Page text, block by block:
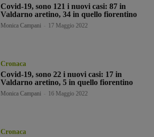
Covid-19, sono 121 i nuovi casi: 87 in
Valdarno aretino, 34 in quello fiorentino
Monica Campani 17 Maggio 2022
Cronaca
Covid-19, sono 22 i nuovi casi: 17 in
Valdarno aretino, 5 in quello fiorentino
Monica Campani 16 Maggio 2022
Cronaca